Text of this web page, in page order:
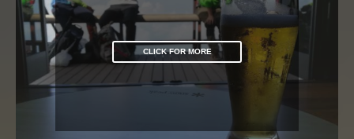
CLICK FOR MORE